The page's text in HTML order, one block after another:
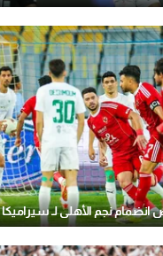
نجم الأهلي لـ سيراميكا